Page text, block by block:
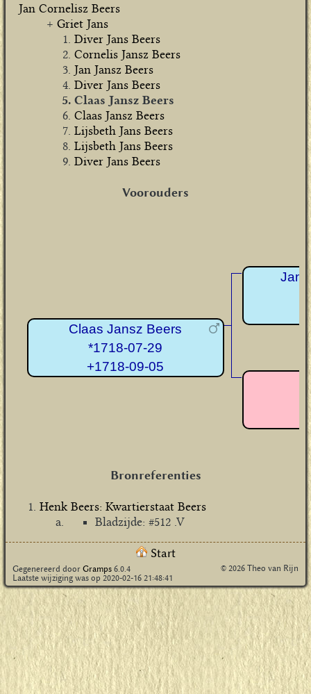
Jan Cornelisz Beers
Griet Jans
Diver Jans Beers
Cornelis Jansz Beers
Jan Jansz Beers
Diver Jans Beers
Claas Jansz Beers
Claas Jansz Beers
Lijsbeth Jans Beers
Lijsbeth Jans Beers
Diver Jans Beers
Voorouders
Claas Jansz Beers
*1718-07-29
+1718-09-05
Jan
Bronreferenties
Henk Beers: Kwartierstaat Beers
Bladzijde: #512 .V
Start
Gegenereerd door Gramps 6.0.4
Laatste wijziging was op 2020-02-16 21:48:41
© 2026 Theo van Rijn